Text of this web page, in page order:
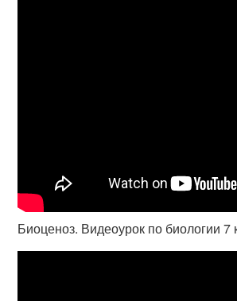
Биоценоз. Видеоурок по биологии 7